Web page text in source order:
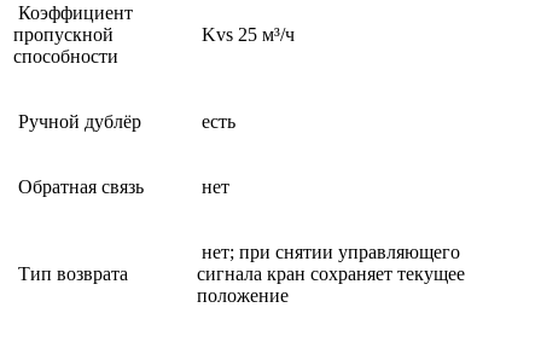
Коэффициент
пропускной
способности
Kvs 25 м³/ч
Ручной дублёр есть
Обратная связь нет
Тип возврата
нет; при снятии управляющего
сигнала кран сохраняет текущее
положение